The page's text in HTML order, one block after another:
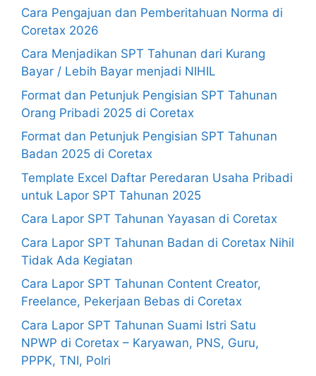
Cara Pengajuan dan Pemberitahuan Norma di
Coretax 2026
Cara Menjadikan SPT Tahunan dari Kurang
Bayar / Lebih Bayar menjadi NIHIL
Format dan Petunjuk Pengisian SPT Tahunan
Orang Pribadi 2025 di Coretax
Format dan Petunjuk Pengisian SPT Tahunan
Badan 2025 di Coretax
Template Excel Daftar Peredaran Usaha Pribadi
untuk Lapor SPT Tahunan 2025
Cara Lapor SPT Tahunan Yayasan di Coretax
Cara Lapor SPT Tahunan Badan di Coretax Nihil
Tidak Ada Kegiatan
Cara Lapor SPT Tahunan Content Creator,
Freelance, Pekerjaan Bebas di Coretax
Cara Lapor SPT Tahunan Suami Istri Satu
NPWP di Coretax – Karyawan, PNS, Guru,
PPPK, TNI, Polri